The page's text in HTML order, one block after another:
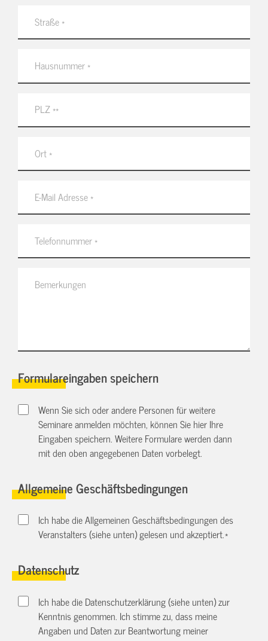
Formulareingaben speichern
Wenn Sie sich oder andere Personen für weitere
Seminare anmelden möchten, können Sie hier Ihre
Eingaben speichern. Weitere Formulare werden dann
mit den oben angegebenen Daten vorbelegt.
Allgemeine Geschäftsbedingungen
Ich habe die Allgemeinen Geschäftsbedingungen des
Veranstalters (siehe unten) gelesen und akzeptiert.*
Datenschutz
Ich habe die Datenschutzerklärung (siehe unten) zur
Kenntnis genommen. Ich stimme zu, dass meine
Angaben und Daten zur Beantwortung meiner